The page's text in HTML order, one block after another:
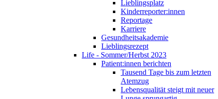
Lieblingsplatz
Kinderreporter:innen
Reportage
Karriere
Gesundheitsakademie
Lieblingsrezept
Life - Sommer/Herbst 2023
Patient:innen berichten
Tausend Tage bis zum letzten
Atemzug
Lebensqualität steigt mit neuer